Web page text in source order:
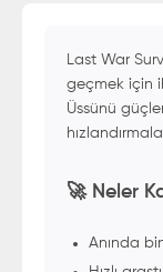
Last War
geçmek için
Üssünü
🚀 Neler
Anında